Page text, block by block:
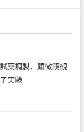
薬調製、顕微鏡観
実験